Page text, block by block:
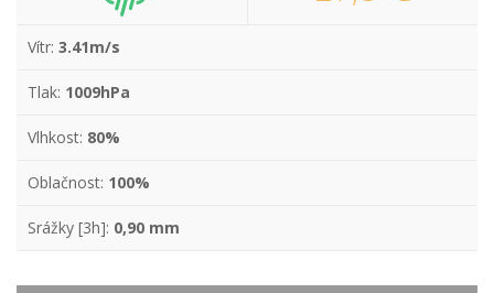
Vítr: 3.41m/s
Tlak: 1009hPa
Vlhkost: 80%
Oblačnost: 100%
Srážky [3h]: 0,90 mm